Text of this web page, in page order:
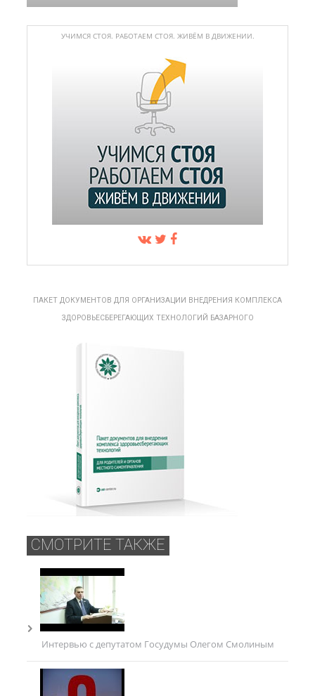
УЧИМСЯ СТОЯ. РАБОТАЕМ СТОЯ. ЖИВЁМ В ДВИЖЕНИИ.
ПАКЕТ ДОКУМЕНТОВ ДЛЯ ОРГАНИЗАЦИИ ВНЕДРЕНИЯ КОМПЛЕКСА
ЗДОРОВЬЕСБЕРЕГАЮЩИХ ТЕХНОЛОГИЙ БАЗАРНОГО
СМОТРИТЕ ТАКЖЕ
Интервью с депутатом Госудумы Олегом Смолиным